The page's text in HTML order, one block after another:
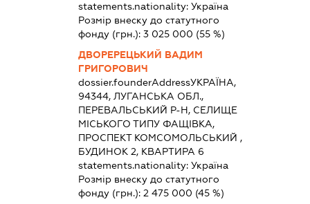
statements.nationality:Україна
Розмір внеску до статутного
фонду (грн.):3 025 000 (55 %)
ДВОРЕРЕЦЬКИЙ ВАДИМ
ГРИГОРОВИЧ
dossier.founderAddressУКРАЇНА,
94344, ЛУГАНСЬКА ОБЛ.,
ПЕРЕВАЛЬСЬКИЙ Р-Н, СЕЛИЩЕ
МІСЬКОГО ТИПУ ФАЩІВКА,
ПРОСПЕКТ КОМСОМОЛЬСЬКИЙ ,
БУДИНОК 2, КВАРТИРА 6
statements.nationality:Україна
Розмір внеску до статутного
фонду (грн.):2 475 000 (45 %)